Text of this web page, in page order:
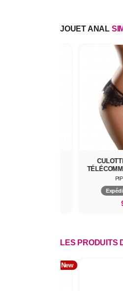
JOUET ANAL
LES PRODUITS